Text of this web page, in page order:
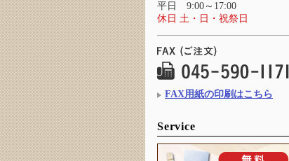
平日 9:00～17:00
休日 土・日・祝祭日
FAX用紙の印刷はこちら
Service